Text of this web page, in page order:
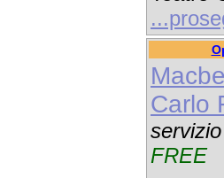
Carlo
FREE